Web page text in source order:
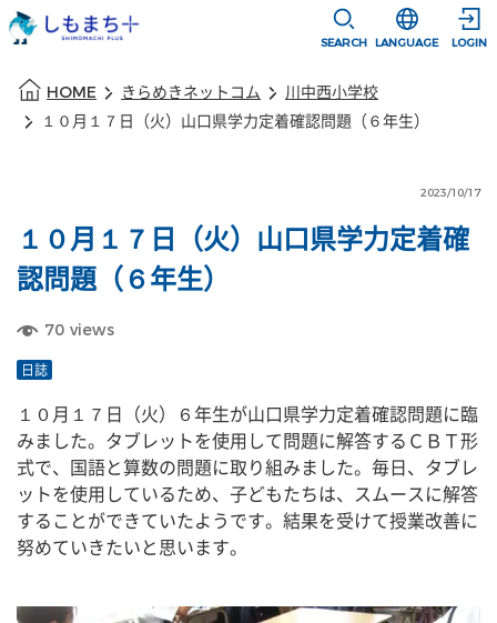
SEARCH
選択すると言
LANGUAGE LOGIN
HOME きらめきネットコム
川中西小学校
１０月１７日（火）山口県学力定着確認問題（６年生）
2023/10/17
１０月１７日（火）山口県学力定着確
認問題（６年生）
70 views
日誌
１０月１７日（火）６年生が山口県学力定着確認問題に臨
みました。タブレットを使用して問題に解答するＣＢＴ形
式で、国語と算数の問題に取り組みました。毎日、タブレ
ットを使用しているため、子どもたちは、スムースに解答
することができていたようです。結果を受けて授業改善に
努めていきたいと思います。